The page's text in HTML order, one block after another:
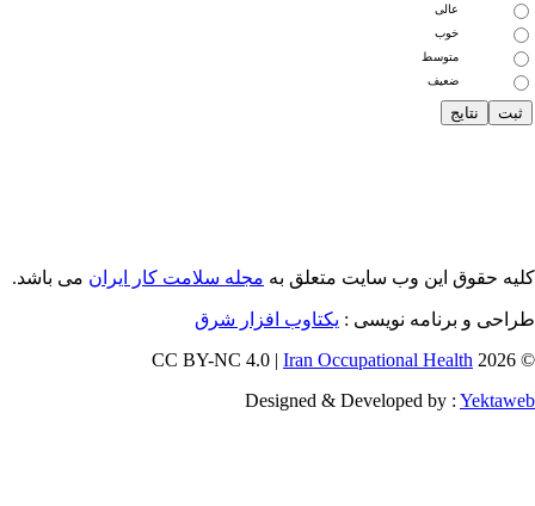
عالی
خوب
متوسط
ضعیف
حقوق این وب سایت متعلق بهمجله سلامت کار ایران می باشد.
و برنامه نویسی : یکتاوب افزار شرق
©
Iran Occupational Health
Designed & Developed by :